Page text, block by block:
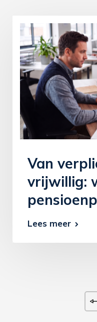
Van
vrijwillig:
Lees meer